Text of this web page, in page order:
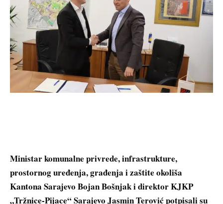
Ministar komunalne privrede, infrastrukture,
prostornog uređenja, građenja i zaštite okoliša
Kantona Sarajevo Bojan Bošnjak i direktor KJKP
„Tržnice-Pijace“ Sarajevo Jasmin Terović potpisali su